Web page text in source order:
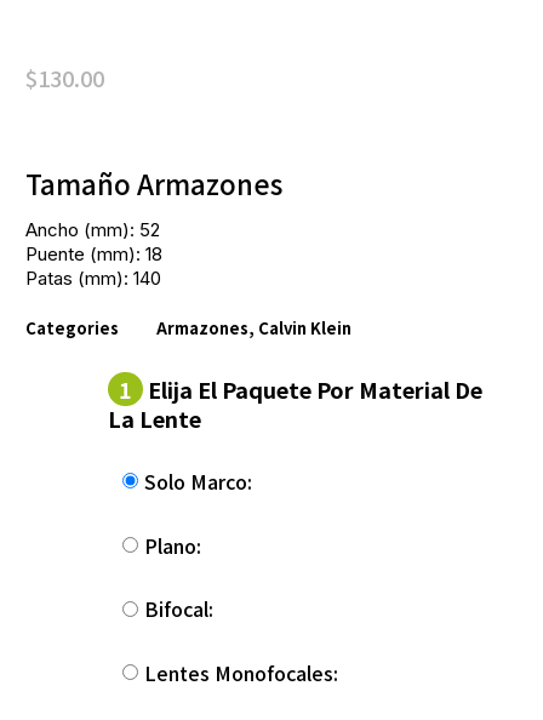
$130.00
Tamaño Armazones
Ancho (mm): 52
Puente (mm): 18
Patas (mm): 140
Categories Armazones, Calvin Klein
1 Elija El Paquete Por Material De
La Lente
Solo Marco:
Plano:
Bifocal:
Lentes Monofocales: